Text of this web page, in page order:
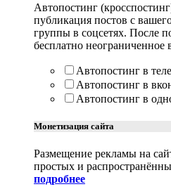
Автопостинг
публикация постов с
группы в соцсетях. После
бесплатно неограниченное
Автопостинг в
Автопостинг в
Автопостинг в
Монетизация сайта
Размещение рекламы на
простых и
подробнее